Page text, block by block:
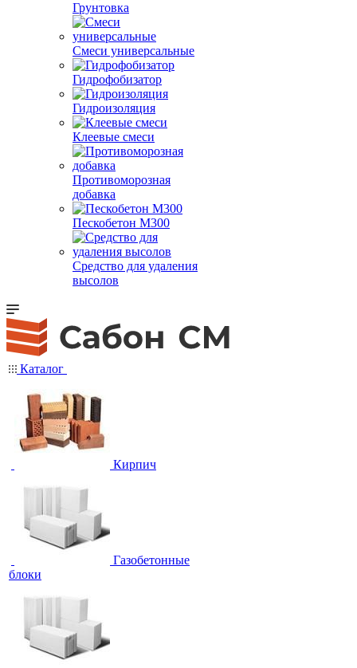
Грунтовка
Смеси универсальные
Гидрофобизатор
Гидроизоляция
Клеевые смеси
Противоморозная
добавка
Пескобетон М300
Средство для удаления
высолов
Каталог
Кирпич
Газобетонные
блоки